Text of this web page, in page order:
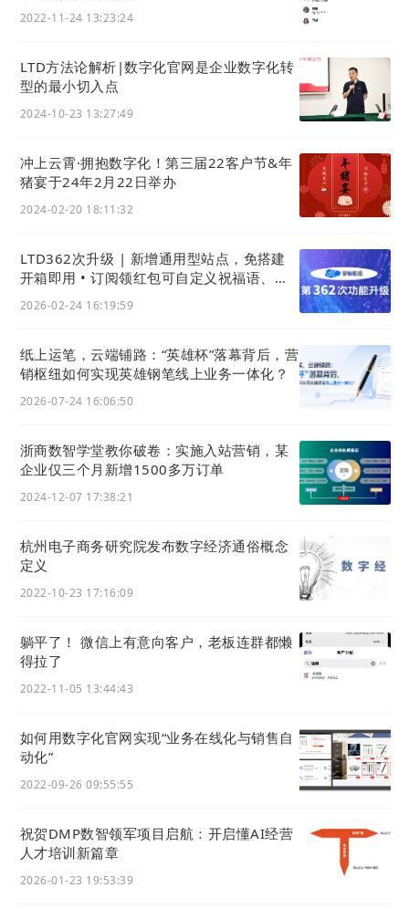
2022-11-24 13:23:24
LTD方法论解析|数字化官网是企业数字化转
型的最小切入点
2024-10-23 13:27:49
冲上云霄·拥抱数字化！第三届22客户节&年
猪宴于24年2月22日举办
2024-02-20 18:11:32
LTD362次升级 | 新增通用型站点，免搭建
开箱即用 • 订阅领红包可自定义祝福语、支
2026-02-24 16:19:59
纸上运笔，云端铺路：“英雄杯”落幕背后，营
销枢纽如何实现英雄钢笔线上业务一体化？
2026-07-24 16:06:50
浙商数智学堂教你破卷：实施入站营销，某
企业仅三个月新增1500多万订单
2024-12-07 17:38:21
杭州电子商务研究院发布数字经济通俗概念
定义
2022-10-23 17:16:09
躺平了！ 微信上有意向客户，老板连群都懒
得拉了
2022-11-05 13:44:43
如何用数字化官网实现“业务在线化与销售⾃
动化”
2022-09-26 09:55:55
祝贺DMP数智领军项目启航：开启懂AI经营
人才培训新篇章
2026-01-23 19:53:39